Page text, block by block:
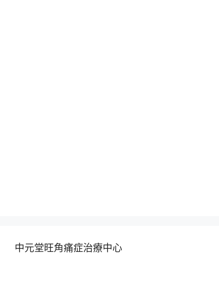
中元堂旺角痛症治療中心